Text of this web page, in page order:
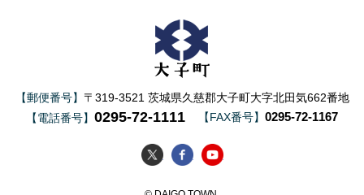
【郵便番号】 〒319-3521 茨城県久慈郡大子町大字北田気662番地
【電話番号】 0295-72-1111 【FAX番号】 0295-72-1167
大子町Twitter
大子町Facebook
大子町YouTube